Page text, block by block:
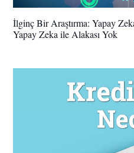
İlginç Bir Araştırma: Yapay
Yapay Zeka ile Alakası Yok